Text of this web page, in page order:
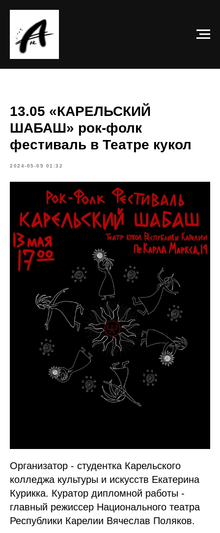
13.05 «КАРЕЛЬСКИЙ
ШАБАШ» рок-фолк
фестиваль в Театре кукол
2024-05-05 01:32
Организатор - студентка Карельского
колледжа культуры и искусств Екатерина
Курикка. Куратор дипломной работы -
главный режиссер Национального театра
Республики Карелии Вячеслав Поляков.